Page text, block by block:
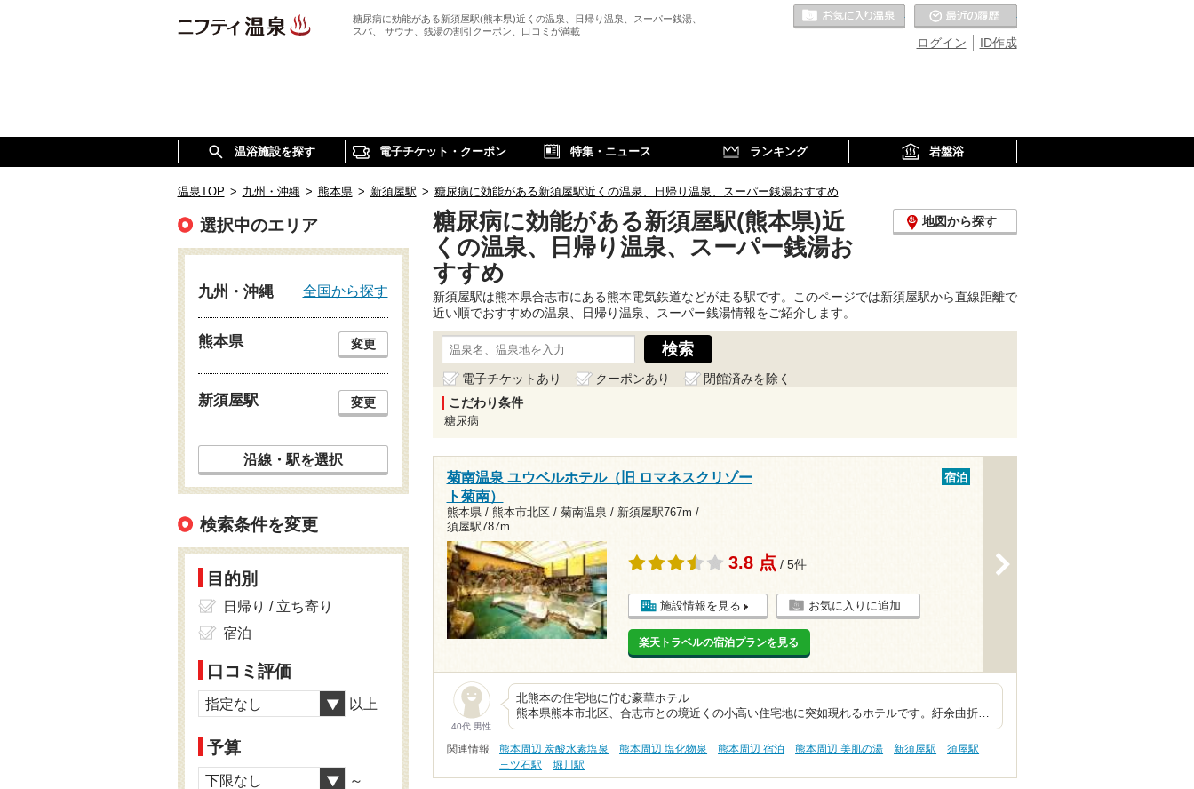
糖尿病に効能がある新須屋駅(熊本県)近くの温泉、日帰り温泉、スーパー銭湯、
スパ、 サウナ、銭湯の割引クーポン、口コミが満載
ID作成
ログイン
お気に入りの温泉
温浴施設を探す 電子チケット・クーポン 特集・ニュース ランキング 岩盤浴
温泉TOP > 九州・沖縄 > 熊本県 > 新須屋駅 > 糖尿病に効能がある新須屋駅近くの温泉、日帰り温泉、スーパー銭湯おすすめ
糖尿病に効能がある新須屋駅(熊本県)近
くの温泉、日帰り温泉、スーパー銭湯お
すすめ
地図から探す
新須屋駅は熊本県合志市にある熊本電気鉄道などが走る駅です。このページでは新須屋駅から直線距離で
近い順でおすすめの温泉、日帰り温泉、スーパー銭湯情報をご紹介します。
電子チケットあり クーポンあり
閉館済みを除く
こだわり条件
糖尿病
菊南温泉 ユウベルホテル（旧 ロマネスクリゾー
ト菊南）
熊本県 / 熊本市北区 / 菊南温泉 / 新須屋駅767m /
須屋駅787m
宿泊
3.8 点 / 5件
施設情報を見る お気に入りに追加
楽天トラベルの宿泊プランを見る
40代 男性
北熊本の住宅地に佇む豪華ホテル
熊本県熊本市北区、合志市との境近くの小高い住宅地に突如現れるホテルです。紆余曲折…
関連情報 熊本周辺 炭酸水素塩泉 熊本周辺 塩化物泉 熊本周辺 宿泊 熊本周辺 美肌の湯 新須屋駅
須屋駅
三ツ石駅
堀川駅
選択中のエリア
九州・沖縄 全国から探す
熊本県 変更
新須屋駅 変更
沿線・駅を選択
検索条件を変更
目的別
日帰り / 立ち寄り
宿泊
口コミ評価
指定なし 以上
予算
下限なし ～